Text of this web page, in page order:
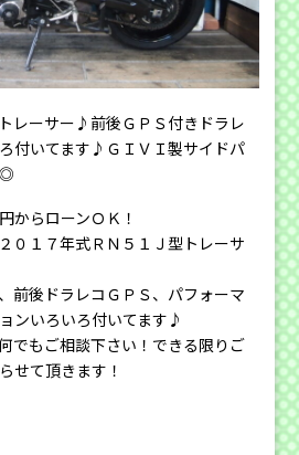
レーサー♪前後ＧＰＳ付きドラレ
付いてます♪ＧＩＶＩ製サイドパ
◎
からローンＯＫ！
０１７年式ＲＮ５１Ｊ型トレーサ
前後ドラレコＧＰＳ、パフォーマ
ンいろいろ付いてます♪
でもご相談下さい！できる限りご
せて頂きます！